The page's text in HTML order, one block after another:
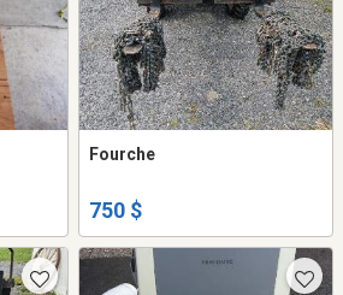
Fourche
750 $